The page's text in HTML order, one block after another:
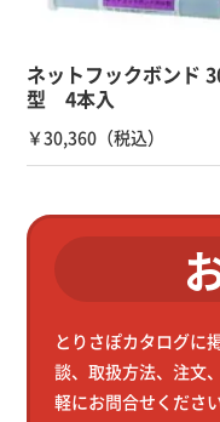
ネットフックボンド
型 4本入
￥30,360（税込）
とりさぽカタログに
談、取扱方法、注文
軽にお問合せください